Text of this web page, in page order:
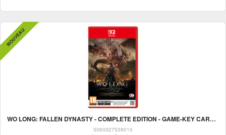
WO LONG: FALLEN DYNASTY - COMPLETE EDITION - GAME-KEY CARD - NINTENDO SWITCH 2
5060327539015
NOUVEAU